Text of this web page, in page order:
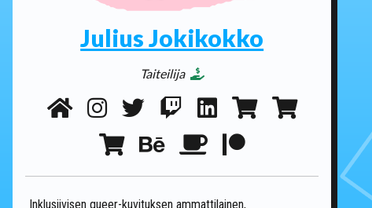
Julius Jokikokko
Taiteilija
Inklusiivisen queer-kuvituksen ammattilainen,